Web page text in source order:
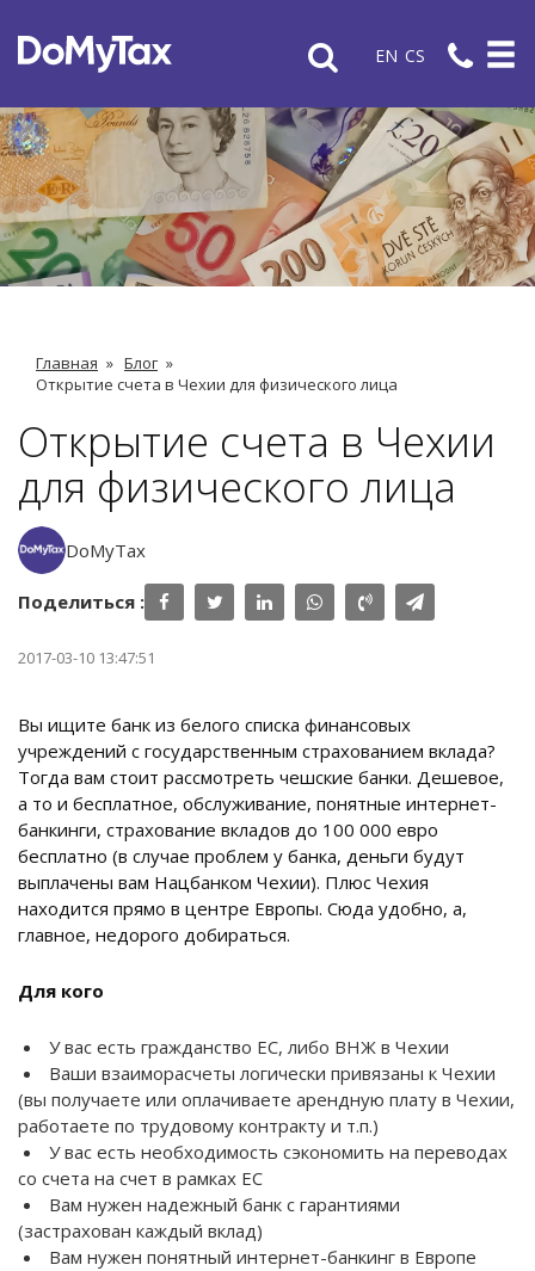
EN CS
Главная » Блог »
Открытие счета в Чехии для физического лица
Открытие счета в Чехии
для физического лица
DoMyTax
Поделиться :
2017-03-10 13:47:51
Вы ищите банк из белого списка финансовых
учреждений с государственным страхованием вклада?
Тогда вам стоит рассмотреть чешские банки. Дешевое,
а то и бесплатное, обслуживание, понятные интернет-
банкинги, страхование вкладов до 100 000 евро
бесплатно (в случае проблем у банка, деньги будут
выплачены вам Нацбанком Чехии). Плюс Чехия
находится прямо в центре Европы. Сюда удобно, а,
главное, недорого добираться.
Для кого
У вас есть гражданство ЕС, либо ВНЖ в Чехии
Ваши взаиморасчеты логически привязаны к Чехии
(вы получаете или оплачиваете арендную плату в Чехии,
работаете по трудовому контракту и т.п.)
У вас есть необходимость сэкономить на переводах
со счета на счет в рамках ЕС
Вам нужен надежный банк с гарантиями
(застрахован каждый вклад)
Вам нужен понятный интернет-банкинг в Европе